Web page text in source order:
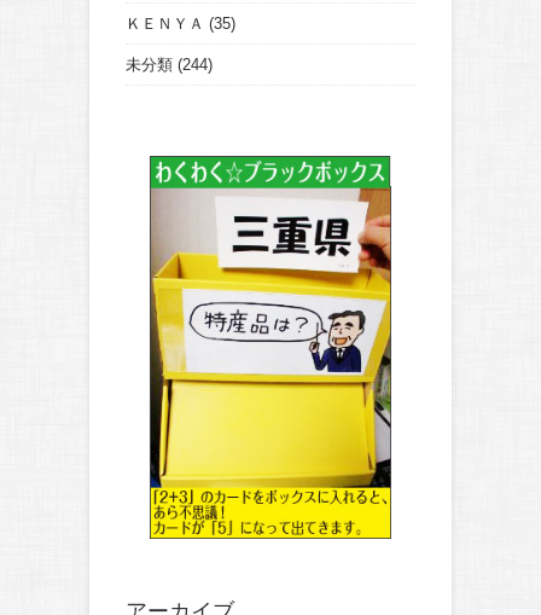
ＫＥＮＹＡ (35)
未分類 (244)